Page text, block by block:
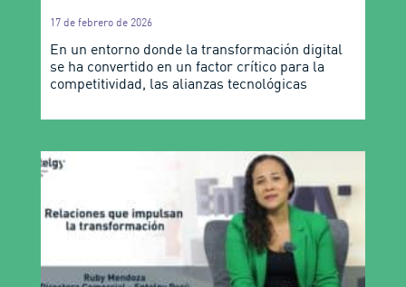
17 de febrero de 2026
En un entorno donde la transformación digital
se ha convertido en un factor crítico para la
competitividad, las alianzas tecnológicas